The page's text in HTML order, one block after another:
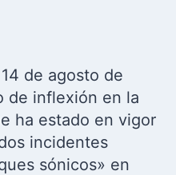
de agosto de
de inflexión en la
ha estado en vigor
incidentes
sónicos» en